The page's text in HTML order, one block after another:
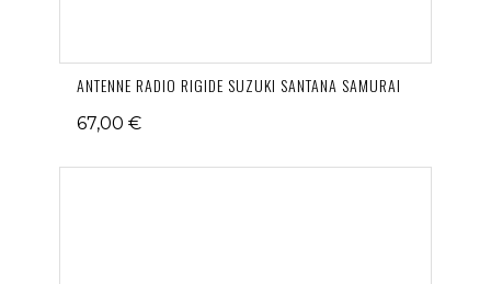
ANTENNE RADIO RIGIDE SUZUKI SANTANA SAMURAI
67,00 €